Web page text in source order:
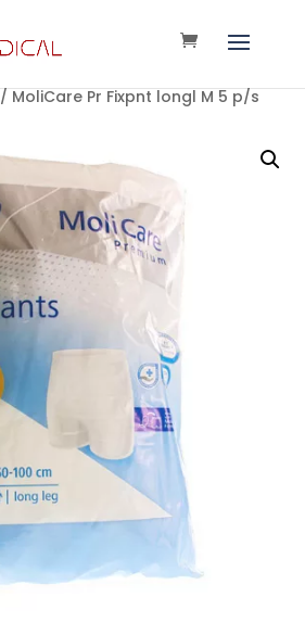
/ MoliCare Pr Fixpnt longl M 5 p/s